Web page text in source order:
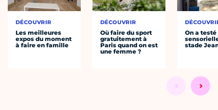
DÉCOUVRIR
Les meilleures
expos du moment
à faire en famille
DÉCOUVRIR
Où faire du sport
gratuitement à
Paris quand on est
une femme ?
On a
stade